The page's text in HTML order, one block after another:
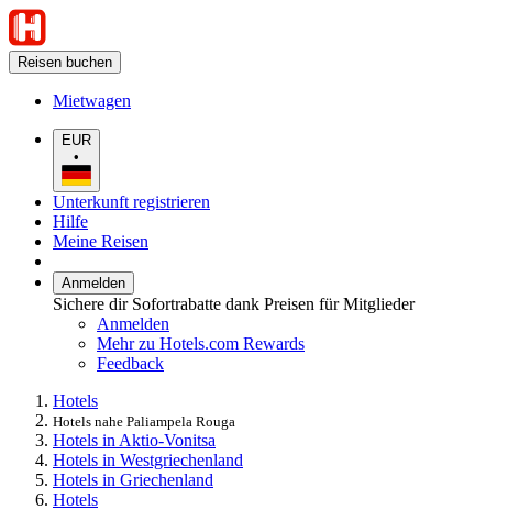
Reisen buchen
Mietwagen
EUR
•
Unterkunft registrieren
Hilfe
Meine Reisen
Anmelden
Sichere dir Sofortrabatte dank Preisen für Mitglieder
Anmelden
Mehr zu Hotels.com Rewards
Feedback
Hotels
Hotels nahe Paliampela Rouga
Hotels in Aktio-Vonitsa
Hotels in Westgriechenland
Hotels in Griechenland
Hotels